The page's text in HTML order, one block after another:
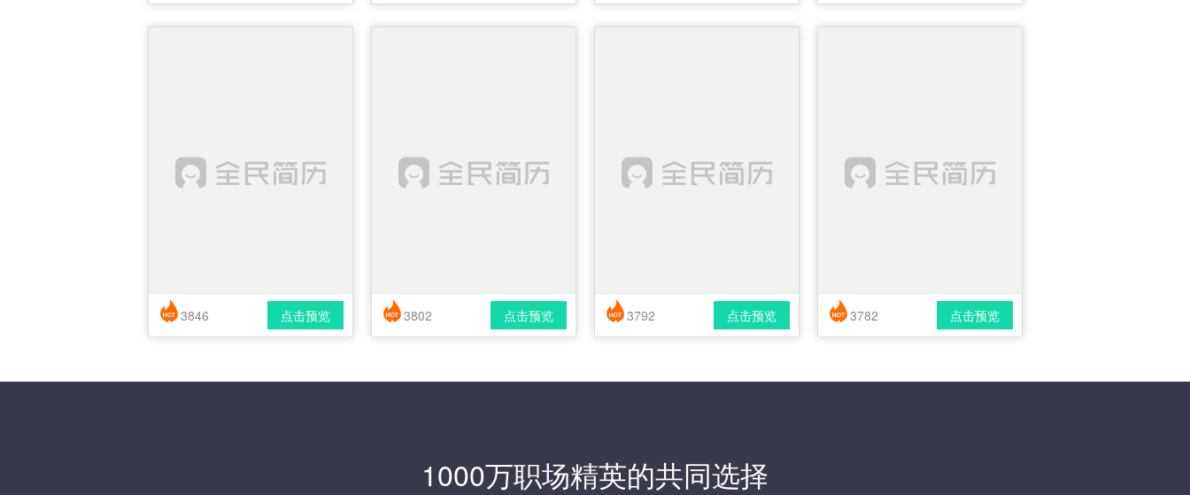
简历风格： 时尚 / 简洁 / 应届生
点击预览
3846
简历风格： 时尚 / 简洁 / 应届生
点击预览
3802
简历风格： 时尚 / 简洁 / 应届生
点击预览
3792
简历风格： 时尚 / 简洁 / 应届生
点击预览
3782
1000万职场精英的共同选择